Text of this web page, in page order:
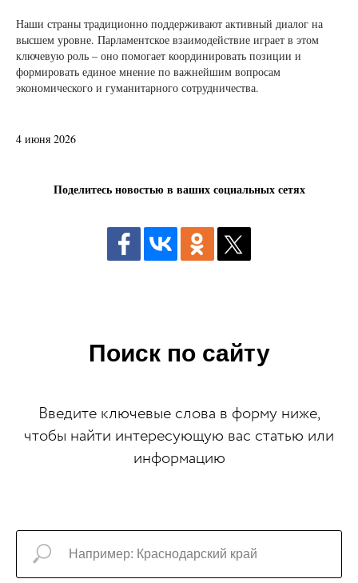
Наши страны традиционно поддерживают активный диалог на
высшем уровне. Парламентское взаимодействие играет в этом
ключевую роль – оно помогает координировать позиции и
формировать единое мнение по важнейшим вопросам
экономического и гуманитарного сотрудничества.
4 июня 2026
Поделитесь новостью в ваших социальных сетях
Поиск по сайту
Введите ключевые слова в форму ниже,
чтобы найти интересующую вас статью или
информацию